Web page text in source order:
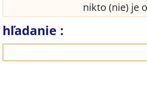
nikto (nie) je
hľadanie :